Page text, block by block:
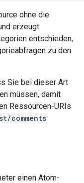
ohne die
erzeugt
entschieden,
zu den
Sie bei dieser Art
müssen, damit
Ressourcen-URIs
comments
einen Atom-